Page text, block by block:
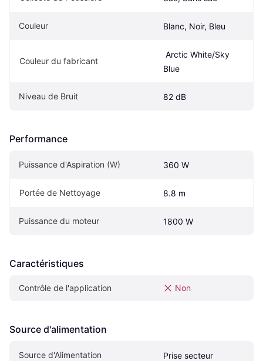
Couleur Blanc, Noir, Bleu
Couleur du fabricant
Blue
Niveau de Bruit 82 dB
Performance
Puissance d'Aspiration (W) 360 W
Portée de Nettoyage 8.8 m
Puissance du moteur 1800 W
Caractéristiques
Contrôle de l'application Non
Source d'alimentation
Source d'Alimentation Prise secteur